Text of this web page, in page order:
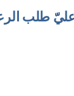
طلب